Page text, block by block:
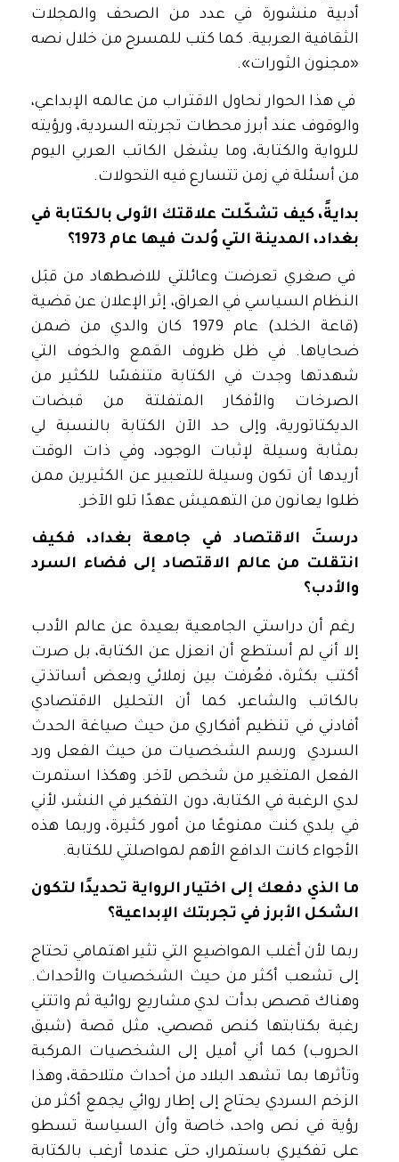
أدبية منشورة في عدد من الصحف والمجلات
الثقافية العربية. كما كتب للمسرح من خلال نصه
«مجنون الثورات».
في هذا الحوار نحاول الاقتراب من عالمه الإبداعي،
والوقوف عند أبرز محطات تجربته السردية، ورؤيته
للرواية والكتابة، وما يشغل الكاتب العربي اليوم
من أسئلة في زمن تتسارع فيه التحولات.
بدايةً، كيف تشكّلت علاقتك الأولى بالكتابة في
بغداد، المدينة التي وُلدت فيها عام 1973؟
في صغري تعرضت وعائلتي للاضطهاد من قبَل
النظام السياسي في العراق، إثر الإعلان عن قضية
(قاعة الخلد) عام 1979 كان والدي من ضمن
ضحاياها. في ظل ظروف القمع والخوف التي
شهدتها وجدت في الكتابة متنفسًا للكثير من
الصرخات والأفكار المتفلتة من قبضات
الديكتاتورية، وإلى حد الآن الكتابة بالنسبة لي
بمثابة وسيلة لإثبات الوجود، وفي ذات الوقت
أريدها أن تكون وسيلة للتعبير عن الكثيرين ممن
ظلوا يعانون من التهميش عهدًا تلو الآخر.
درستَ الاقتصاد في جامعة بغداد، فكيف
انتقلت من عالم الاقتصاد إلى فضاء السرد
والأدب؟
رغم أن دراستي الجامعية بعيدة عن عالم الأدب
إلا أني لم أستطع أن انعزل عن الكتابة، بل صرت
أكتب بكثرة، فعُرفت بين زملائي وبعض أساتذتي
بالكاتب والشاعر، كما أن التحليل الاقتصادي
أفادني في تنظيم أفكاري من حيث صياغة الحدث
السردي ورسم الشخصيات من حيث الفعل ورد
الفعل المتغير من شخص لآخر. وهكذا استمرت
لدي الرغبة في الكتابة، دون التفكير في النشر، لأني
في بلدي كنت ممنوعًا من أمور كثيرة، وربما هذه
الأجواء كانت الدافع الأهم لمواصلتي للكتابة.
ما الذي دفعك إلى اختيار الرواية تحديدًا لتكون
الشكل الأبرز في تجربتك الإبداعية؟
ربما لأن أغلب المواضيع التي تثير اهتمامي تحتاج
إلى تشعب أكثر من حيث الشخصيات والأحداث.
وهناك قصص بدأت لدي مشاريع روائية ثم واتتني
رغبة بكتابتها كنص قصصي، مثل قصة (شبق
الحروب) كما أني أميل إلى الشخصيات المركبة
وتأثرها بما تشهد البلاد من أحداث متلاحقة، وهذا
الزخم السردي يحتاج إلى إطار روائي يجمع أكثر من
رؤية في نص واحد، خاصة وأن السياسة تسطو
على تفكيري باستمرار، حتى عندما أرغب بالكتابة